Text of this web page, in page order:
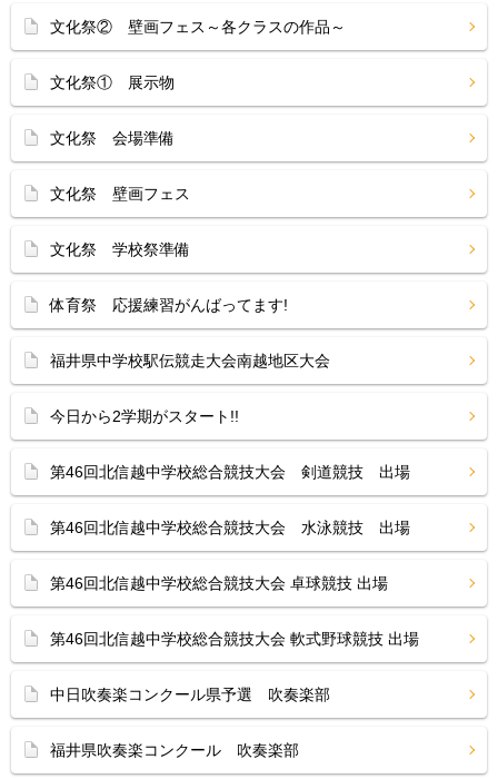
文化祭② 壁画フェス～各クラスの作品～
文化祭① 展示物
文化祭 会場準備
文化祭 壁画フェス
文化祭 学校祭準備
体育祭 応援練習がんばってます!
福井県中学校駅伝競走大会南越地区大会
今日から2学期がスタート!!
第46回北信越中学校総合競技大会 剣道競技 出場
第46回北信越中学校総合競技大会 水泳競技 出場
第46回北信越中学校総合競技大会 卓球競技 出場
第46回北信越中学校総合競技大会 軟式野球競技 出場
中日吹奏楽コンクール県予選 吹奏楽部
福井県吹奏楽コンクール 吹奏楽部